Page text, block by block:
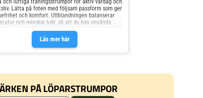
Läs mer här
Lätta på foten med följsam passform som ger
och komfort. Ullblandningen balanserar
och minskar lukt, så att du kan använda
fukttransport håller fötterna torraHög
merinoull för värme och komfort året runtTunn,
konstruktion ger lätt känsla vid
PÅ LÖPARSTRUMPOR